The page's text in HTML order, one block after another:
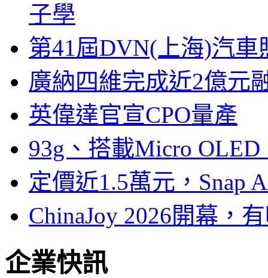
子學
第41屆DVN(上海)汽
廣納四維完成近2億元
英偉達官宣CPO量產
93g、搭載Micro
定價近1.5萬元，Snap
ChinaJoy 2026開幕，
企業快訊